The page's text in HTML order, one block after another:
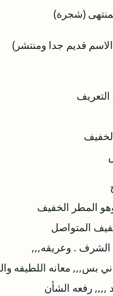
(شجرة)
قديم جدا ومنتشر)
المطر الخفيف
المتواصل
الشرف . وعريقه,,,
بس,,, معانه اللطيفه
,,,, رفعه الشأن